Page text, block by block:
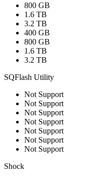
800 GB
1.6 TB
3.2 TB
400 GB
800 GB
1.6 TB
3.2 TB
SQFlash Utility
Not Support
Not Support
Not Support
Not Support
Not Support
Not Support
Not Support
Shock